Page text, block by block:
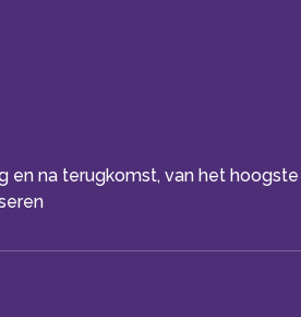
na terugkomst, van het